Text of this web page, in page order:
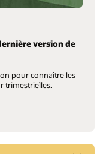
version de
pour connaître les
trimestrielles.